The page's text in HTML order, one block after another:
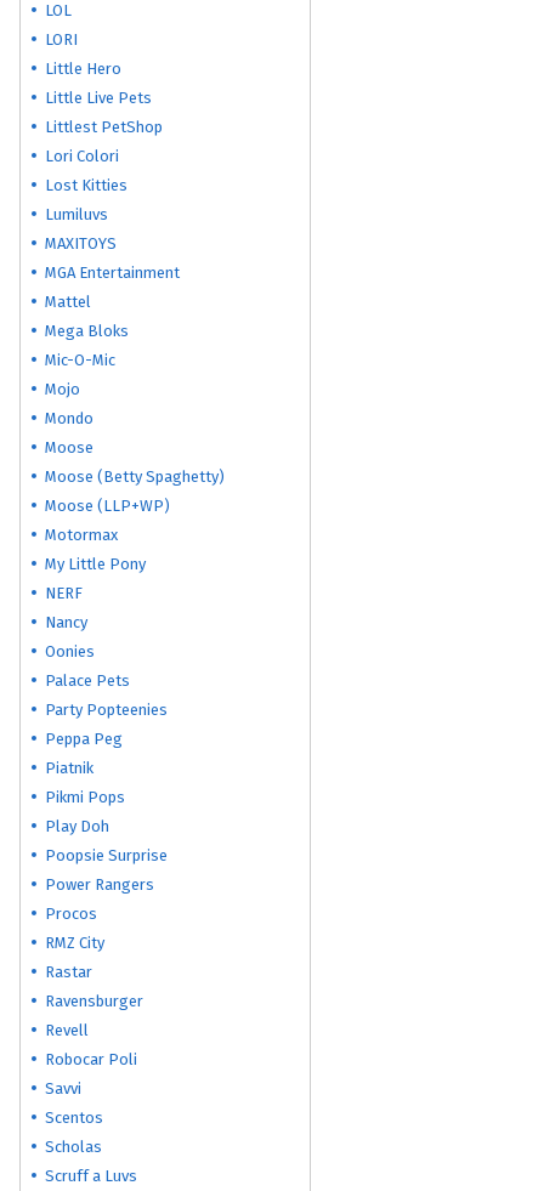
LOL
LORI
Little Hero
Little Live Pets
Littlest PetShop
Lori Colori
Lost Kitties
Lumiluvs
MAXITOYS
MGA Entertainment
Mattel
Mega Bloks
Mic-O-Mic
Mojo
Mondo
Moose
Moose (Betty Spaghetty)
Moose (LLP+WP)
Motormax
My Little Pony
NERF
Nancy
Oonies
Palace Pets
Party Popteenies
Peppa Peg
Piatnik
Pikmi Pops
Play Doh
Poopsie Surprise
Power Rangers
Procos
RMZ City
Rastar
Ravensburger
Revell
Robocar Poli
Savvi
Scentos
Scholas
Scruff a Luvs